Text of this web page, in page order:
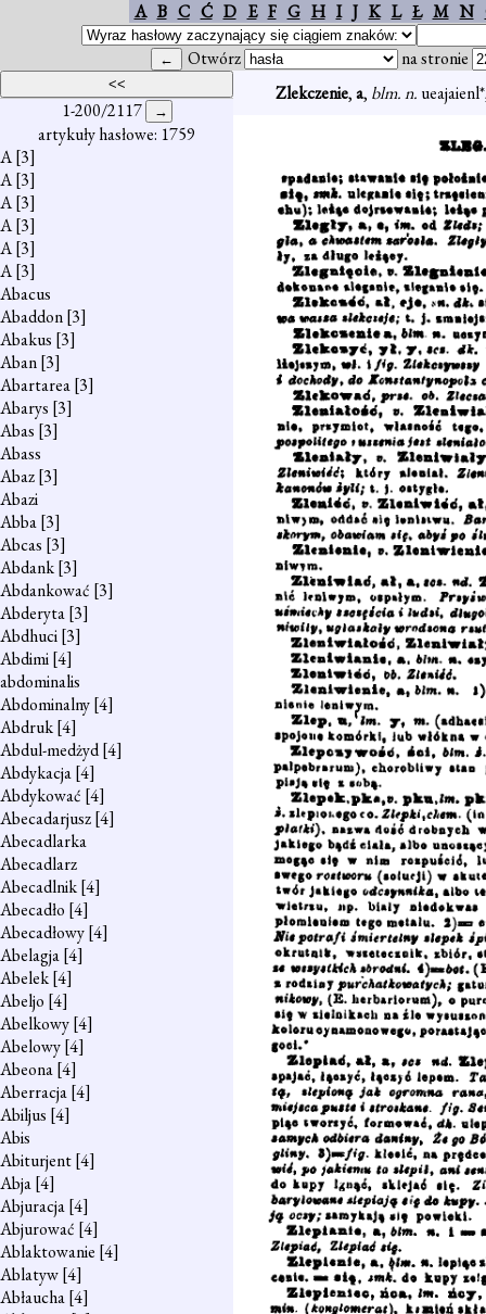
A B C Ć D E F G H I J K L Ł M N
Otwórz na stronie
1-200/2117
artykuły hasłowe: 1759
A[3]
A[3]
A[3]
A[3]
A[3]
A[3]
Abacus
Abaddon[3]
Abakus [3]
Aban[3]
Abartarea[3]
Abarys [3]
Abas [3]
Abass
Abaz[3]
Abazi
Abba[3]
Abcas [3]
Abdank[3]
Abdankować [3]
Abderyta[3]
Abdhuci[3]
Abdimi[4]
abdominalis
Abdominalny[4]
Abdruk[4]
Abdul-medżyd[4]
Abdykacja[4]
Abdykować [4]
Abecadarjusz[4]
Abecadlarka
Abecadlarz
Abecadlnik[4]
Abecadło [4]
Abecadłowy[4]
Abelagja[4]
Abelek[4]
Abeljo [4]
Abelkowy[4]
Abelowy[4]
Abeona[4]
Aberracja[4]
Abiljus [4]
Abis
Abiturjent[4]
Abja[4]
Abjuracja[4]
Abjurować [4]
Ablaktowanie [4]
Ablatyw[4]
Abłaucha[4]
Zlekczenie,a, blm. n.